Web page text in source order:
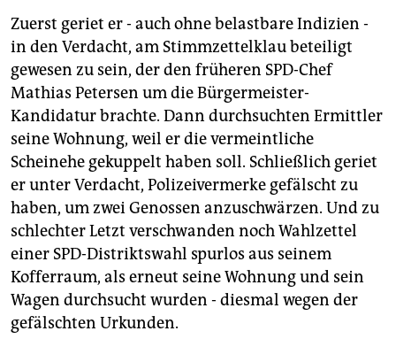
Zuerst geriet er - auch ohne belastbare Indizien -
in den Verdacht, am Stimmzettelklau beteiligt
gewesen zu sein, der den früheren SPD-Chef
Mathias Petersen um die Bürgermeister-
Kandidatur brachte. Dann durchsuchten Ermittler
seine Wohnung, weil er die vermeintliche
Scheinehe gekuppelt haben soll. Schließlich geriet
er unter Verdacht, Polizeivermerke gefälscht zu
haben, um zwei Genossen anzuschwärzen. Und zu
schlechter Letzt verschwanden noch Wahlzettel
einer SPD-Distriktswahl spurlos aus seinem
Kofferraum, als erneut seine Wohnung und sein
Wagen durchsucht wurden - diesmal wegen der
gefälschten Urkunden.